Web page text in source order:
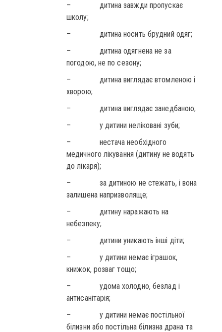
– дитина завжди пропускає
школу;
– дитина носить брудний одяг;
– дитина одягнена не за
погодою, не по сезону;
– дитина виглядає втомленою і
хворою;
– дитина виглядає занедбаною;
– у дитини неліковані зуби;
– нестача необхідного
медичного лікування (дитину не водять
до лікаря);
– за дитиною не стежать, і вона
залишена напризволяще;
– дитину наражають на
небезпеку;
– дитини уникають інші діти;
– у дитини немає іграшок,
книжок, розваг тощо;
– удома холодно, безлад і
антисанітарія;
– у дитини немає постільної
білизни або постільна білизна драна та